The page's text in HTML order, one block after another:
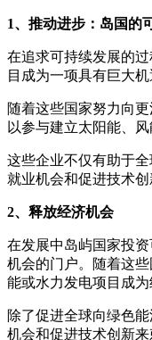
1、推动进步：岛国的
在追求可持续发展的
目成为一项具有巨大
随着这些国家努力向
以参与建立太阳能、风
这些企业不仅有助于
就业机会和促进技术创
2、释放经济机会
在发展中岛屿国家投
机会的门户。随着这
能或水力发电项目成为
除了促进全球向绿色
机会和促进技术创新